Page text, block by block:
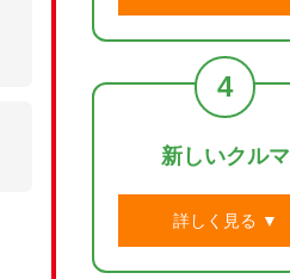
4
新しいクルマ
詳しく見る ▼